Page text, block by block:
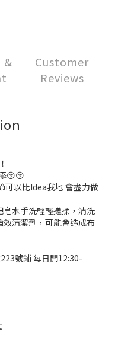
&
Customer
Reviews
😚😚
可以比Idea我地 會盡力做
水手洗輕輕搓揉，清洗
清潔劑，可能會造成布
號鋪 每日開12:30-